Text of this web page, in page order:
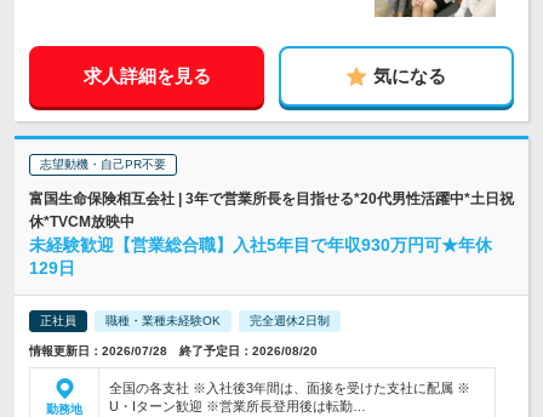
求人詳細を見る 気になる
志望動機・自己PR不要
富国生命保険相互会社 | 3年で営業所長を目指せる*20代男性活躍中*土日祝
休*TVCM放映中
未経験歓迎【営業総合職】入社5年目で年収930万円可★年休
129日
正社員 職種・業種未経験OK 完全週休2日制
情報更新日：2026/07/28 終了予定日：2026/08/20
勤務地
全国の各支社 ※入社後3年間は、面接を受けた支社に配属 ※
U・Iターン歓迎 ※営業所長登用後は転勤…